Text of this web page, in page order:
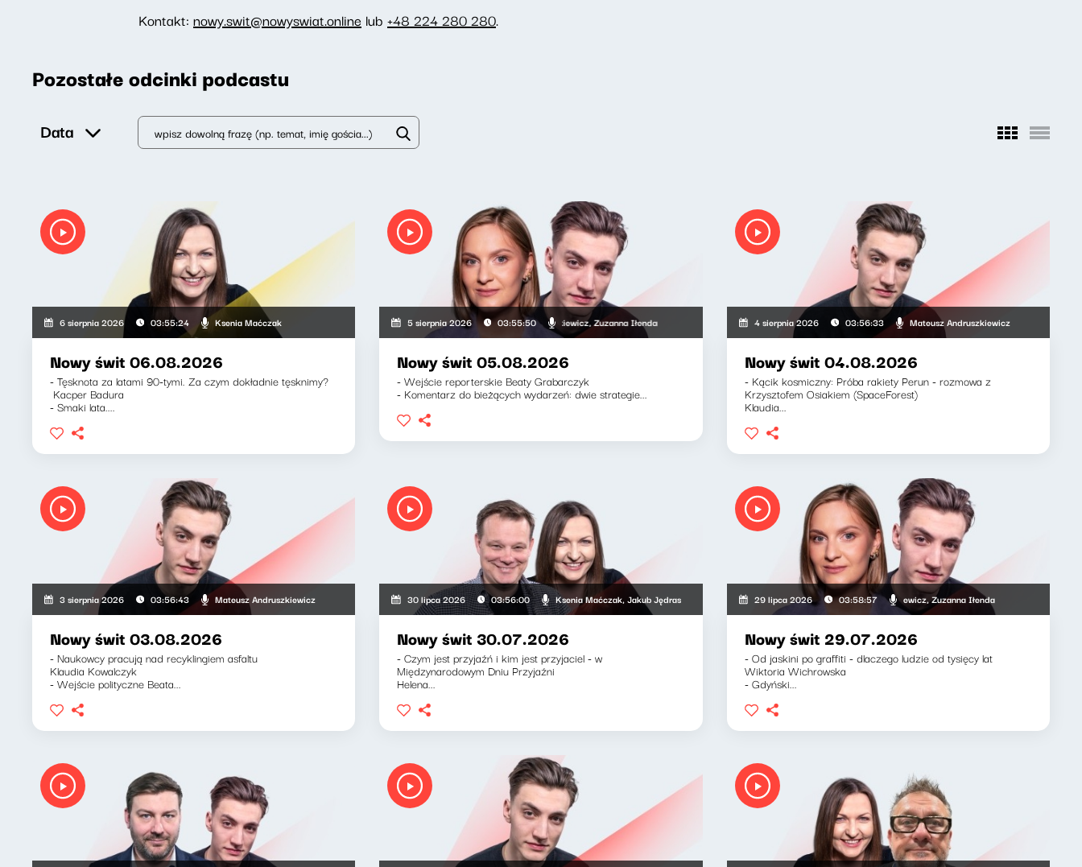
Kontakt: nowy.swit@nowyswiat.online lub +48 224 280 280.
Pozostałe odcinki podcastu
Data
6 sierpnia 2026 03:55:24 Ksenia Maćczak
Nowy świt 06.08.2026
- Tęsknota za latami 90-tymi. Za czym dokładnie tęsknimy?
Kacper Badura
- Smaki lata....
5 sierpnia 2026 03:55:50
Mateusz Andruszkiewicz, Zuzanna Iłenda
Nowy świt 05.08.2026
- Wejście reporterskie Beaty Grabarczyk
- Komentarz do bieżących wydarzeń: dwie strategie...
4 sierpnia 2026 03:56:33 Mateusz Andruszkiewicz
Nowy świt 04.08.2026
- Kącik kosmiczny: Próba rakiety Perun - rozmowa z
Krzysztofem Osiakiem (SpaceForest)
Klaudia...
3 sierpnia 2026 03:56:43 Mateusz Andruszkiewicz
Nowy świt 03.08.2026
- Naukowcy pracują nad recyklingiem asfaltu
Klaudia Kowalczyk
- Wejście polityczne Beata...
30 lipca 2026 03:56:00 Ksenia Maćczak, Jakub Jędras
Nowy świt 30.07.2026
- Czym jest przyjaźń i kim jest przyjaciel - w
Międzynarodowym Dniu Przyjaźni
Helena...
29 lipca 2026 03:58:57
Mateusz Andruszkiewicz, Zuzanna Iłenda
Nowy świt 29.07.2026
- Od jaskini po graffiti - dlaczego ludzie od tysięcy lat
Wiktoria Wichrowska
- Gdyński...